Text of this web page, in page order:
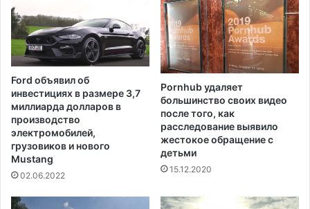
л
ь
з
о
а
н
е
п
р
о
и
я
н
и
к
т
и
н
а
в
с
и
а
Ford объявил об
инвестициях в размере 3,7
миллиарда долларов в
производство
электромобилей,
грузовиков и нового
Mustang
02.06.2022
Pornhub удаляет
большинство своих видео
после того, как
расследование выявило
жестокое обращение с
детьми
15.12.2020